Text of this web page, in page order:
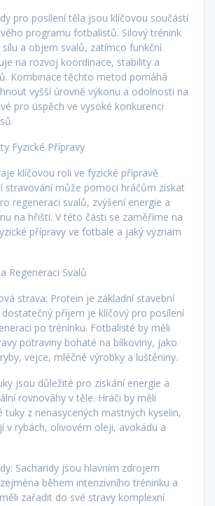
pro posílení těla jsou klíčovou součástí
programu fotbalistů. Silový trénink
a objem svalů, zatímco funkční
na rozvoj koordinace, stability a
Kombinace těchto metod pomáhá
vyšší úrovně výkonu a odolnosti na
pro úspěch ve vysoké konkurenci
Fyzické Přípravy
klíčovou roli ve fyzické přípravě
stravování může pomoci hráčům získat
regeneraci svalů, zvýšení energie a
na hřišti. V této části se zaměříme na
přípravy ve fotbale a jaký význam
Regeneraci Svalů
strava: Protein je základní stavební
příjem je klíčový pro posílení
po tréninku. Fotbalisté by měli
potraviny bohaté na bílkoviny, jako
vejce, mléčné výrobky a luštěniny.
jsou důležité pro získání energie a
rovnováhy v těle. Hráči by měli
tuky z nenasycených mastných kyselin,
v rybách, olivovém oleji, avokádu a
Sacharidy jsou hlavním zdrojem
během intenzivního tréninku a
zařadit do své stravy komplexní